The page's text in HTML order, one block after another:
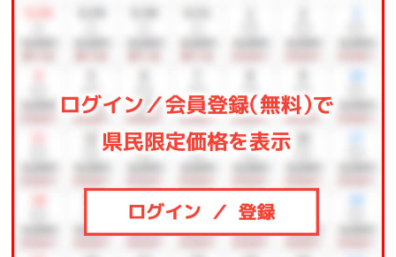
※お時間は日によって変更になる場合がございます。
【温泉】
名湯、霧島温泉を日本庭園と異国情緒の出会いがモチ
ーフの多彩な湯処でご堪能頂けます。
大浴場の露天風呂からは日本庭園を眺めることがで
き、四季折々の風景をお愉しみ頂けます。
檜、岩、樽の趣き異なる３つの貸切風呂は全てが露天。